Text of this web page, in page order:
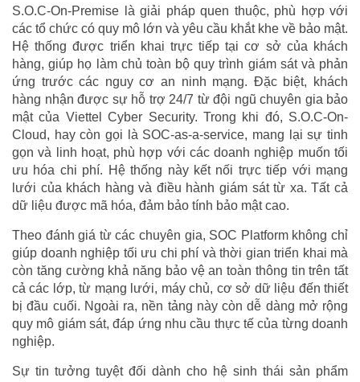
S.O.C-On-Premise là giải pháp quen thuộc, phù hợp với
các tổ chức có quy mô lớn và yêu cầu khắt khe về bảo mật.
Hệ thống được triển khai trực tiếp tại cơ sở của khách
hàng, giúp họ làm chủ toàn bộ quy trình giám sát và phản
ứng trước các nguy cơ an ninh mạng. Đặc biệt, khách
hàng nhận được sự hỗ trợ 24/7 từ đội ngũ chuyên gia bảo
mật của Viettel Cyber Security. Trong khi đó, S.O.C-On-
Cloud, hay còn gọi là SOC-as-a-service, mang lại sự tinh
gọn và linh hoạt, phù hợp với các doanh nghiệp muốn tối
ưu hóa chi phí. Hệ thống này kết nối trực tiếp với mạng
lưới của khách hàng và điều hành giám sát từ xa. Tất cả
dữ liệu được mã hóa, đảm bảo tính bảo mật cao.
Theo đánh giá từ các chuyên gia, SOC Platform không chỉ
giúp doanh nghiệp tối ưu chi phí và thời gian triển khai mà
còn tăng cường khả năng bảo vệ an toàn thông tin trên tất
cả các lớp, từ mạng lưới, máy chủ, cơ sở dữ liệu đến thiết
bị đầu cuối. Ngoài ra, nền tảng này còn dễ dàng mở rộng
quy mô giám sát, đáp ứng nhu cầu thực tế của từng doanh
nghiệp.
Sự tin tưởng tuyệt đối dành cho hệ sinh thái sản phẩm